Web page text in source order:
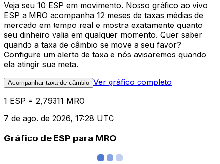
Veja seu 10 ESP em movimento. Nosso gráfico ao vivo
ESP a MRO acompanha 12 meses de taxas médias de
mercado em tempo real e mostra exatamente quanto
seu dinheiro valia em qualquer momento. Quer saber
quando a taxa de câmbio se move a seu favor?
Configure um alerta de taxa e nós avisaremos quando
ela atingir sua meta.
Acompanhar taxa de câmbio Ver gráfico completo
1 ESP = 2,79311 MRO
7 de ago. de 2026, 17:28 UTC
Gráfico de ESP para MRO